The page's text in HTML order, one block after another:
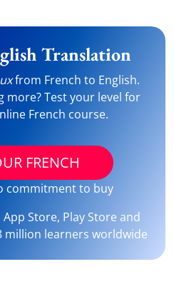
Translation
from French to English.
more? Test your level for
French course.
FRENCH
commitment to buy
App Store, Play Store and
learners worldwide